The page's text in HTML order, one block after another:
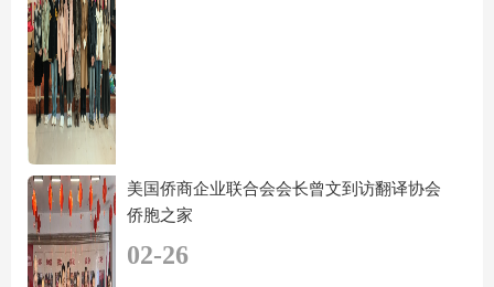
美国侨商企业联合会会长曾文到访翻译协会
侨胞之家
02-26